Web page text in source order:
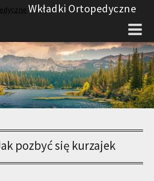
Wkładki Ortopedyczne
pozbyć się kurzajek